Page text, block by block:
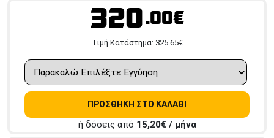
320.00€
Tιμή Κατάστημα: 325.65€
ΠΡΟΣΘΗΚΗ ΣΤΟ ΚΑΛΑΘΙ
ή δόσεις από 15,20€ / μήνα